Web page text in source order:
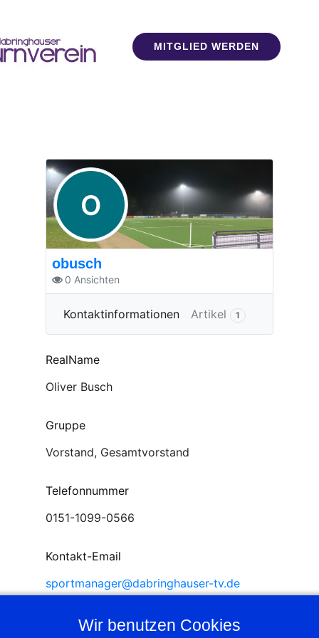
MITGLIED WERDEN
O
obusch
Ansichten
0
Kontaktinformationen Artikel 1
RealName
Oliver Busch
Gruppe
Vorstand, Gesamtvorstand
Telefonnummer
0151-1099-0566
Kontakt-Email
sportmanager@dabringhauser-tv.de
Letzte Aktualisierung
Wir benutzen Cookies